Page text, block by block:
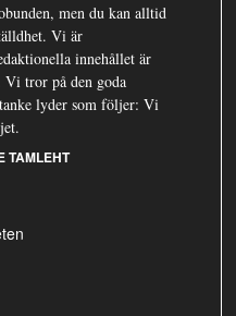
men du kan alltid
Vi är
innehållet är
tror på den goda
lyder som följer: Vi
TAMLEHT